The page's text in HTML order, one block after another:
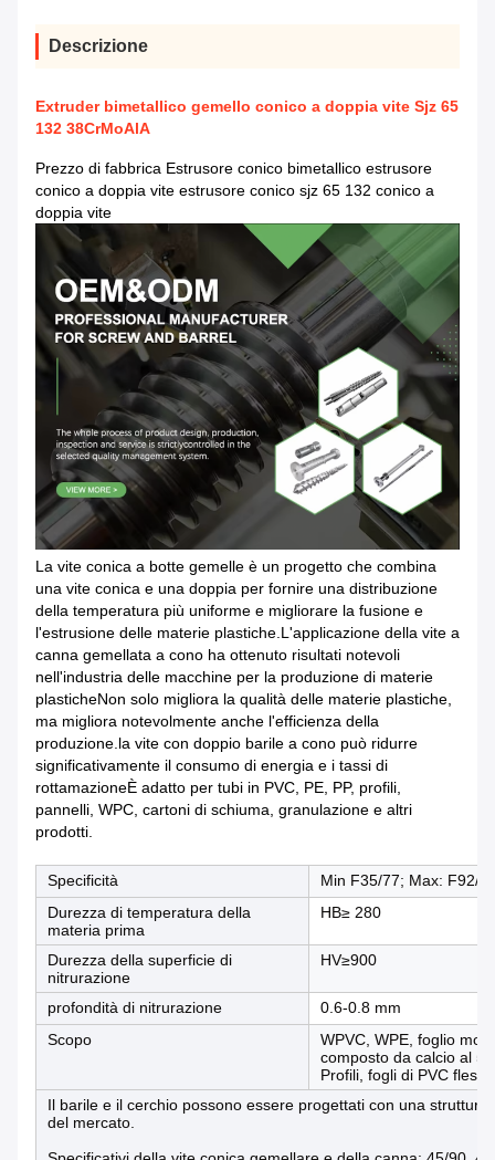
Descrizione
Extruder bimetallico gemello conico a doppia vite Sjz 65
132 38CrMoAlA
Prezzo di fabbrica Estrusore conico bimetallico estrusore
conico a doppia vite estrusore conico sjz 65 132 conico a
doppia vite
La vite conica a botte gemelle è un progetto che combina
una vite conica e una doppia per fornire una distribuzione
della temperatura più uniforme e migliorare la fusione e
l'estrusione delle materie plastiche.L'applicazione della vite a
canna gemellata a cono ha ottenuto risultati notevoli
nell'industria delle macchine per la produzione di materie
plasticheNon solo migliora la qualità delle materie plastiche,
ma migliora notevolmente anche l'efficienza della
produzione.la vite con doppio barile a cono può ridurre
significativamente il consumo di energia e i tassi di
rottamazioneÈ adatto per tubi in PVC, PE, PP, profili,
pannelli, WPC, cartoni di schiuma, granulazione e altri
prodotti.
Specificità
Min F35/77; Max: F92/
Durezza di temperatura della
materia prima
HB≥ 280
Durezza della superficie di
nitrurazione
HV≥900
profondità di nitrurazione
0.6-0.8 mm
Scopo
WPVC, WPE, foglio
composto da calcio al
Profili, fogli di PVC
Il barile e il cerchio possono essere progettati con una
del mercato.